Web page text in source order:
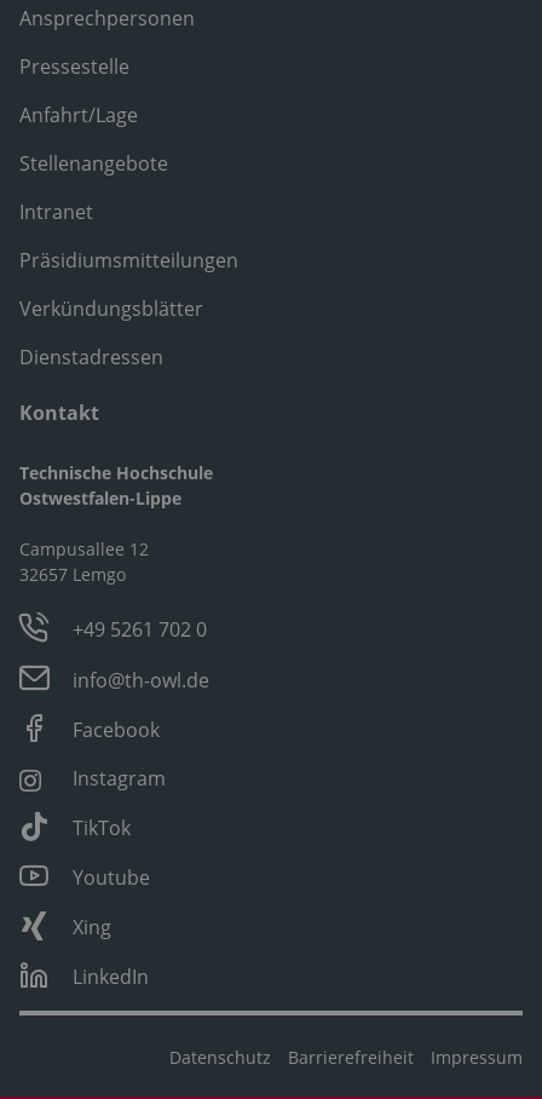
Ansprechpersonen
Pressestelle
Anfahrt/Lage
Stellenangebote
Intranet
Präsidiumsmitteilungen
Verkündungsblätter
Dienstadressen
Kontakt
Technische Hochschule
Ostwestfalen-Lippe
Campusallee 12
32657 Lemgo
+49 5261 702 0
info@th-owl.de
Facebook
Instagram
TikTok
Youtube
Xing
LinkedIn
Datenschutz Barrierefreiheit Impressum